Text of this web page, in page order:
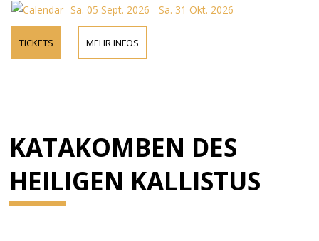
Sa. 05 Sept. 2026 - Sa. 31 Okt. 2026
TICKETS MEHR INFOS
KATAKOMBEN DES
HEILIGEN KALLISTUS